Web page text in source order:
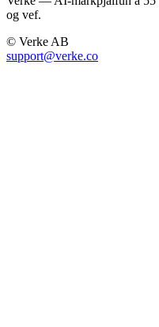
og vef.
© Verke AB
support@verke.co